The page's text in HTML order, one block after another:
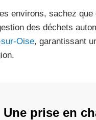
environs, sachez
des déchets
Oise, garantissant
Une prise en